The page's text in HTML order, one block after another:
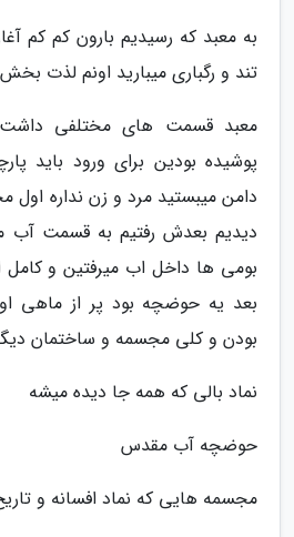
به معبد که رسیدیم بارون کم کم
تند و رگباری میبارید اونم لذت
معبد قسمت های مختلفی داشت
پوشیده بودین برای ورود باید
دامن میبستید مرد و زن نداره
دیدیم بعدش رفتیم به قسمت
بومی ها داخل اب میرفتین و
بعد یه حوضچه بود پر از ماهی
بودن و کلی مجسمه و ساختمان
نماد بالی که همه جا دیده میشه
حوضچه آب مقدس
مجسمه هایی که نماد افسانه و